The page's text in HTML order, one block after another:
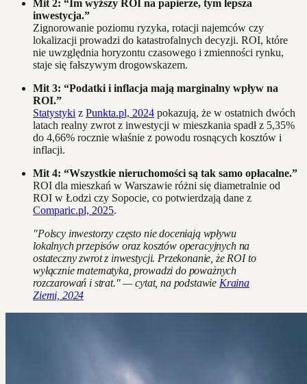
Mit 2: “Im wyższy ROI na papierze, tym lepsza
inwestycja.”
Zignorowanie poziomu ryzyka, rotacji najemców czy
lokalizacji prowadzi do katastrofalnych decyzji. ROI, które
nie uwzględnia horyzontu czasowego i zmienności rynku,
staje się fałszywym drogowskazem.
Mit 3: “Podatki i inflacja mają marginalny wpływ na
ROI.”
Statystyki z Punkta.pl, 2024 pokazują, że w ostatnich dwóch
latach realny zwrot z inwestycji w mieszkania spadł z 5,35%
do 4,66% rocznie właśnie z powodu rosnących kosztów i
inflacji.
Mit 4: “Wszystkie nieruchomości są tak samo opłacalne.”
ROI dla mieszkań w Warszawie różni się diametralnie od
ROI w Łodzi czy Sopocie, co potwierdzają dane z
Comparic.pl, 2025.
"Polscy inwestorzy często nie doceniają wpływu
lokalnych przepisów oraz kosztów operacyjnych na
ostateczny zwrot z inwestycji. Przekonanie, że ROI to
wyłącznie matematyka, prowadzi do poważnych
rozczarowań i strat." — cytat, na podstawie Kraina
Ziemi, 2024